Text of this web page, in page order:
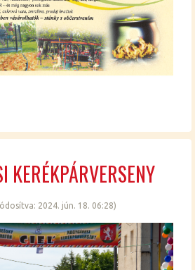
KE­RÉK­PÁR­VER­SENY
2024. jún. 18. 06:28)